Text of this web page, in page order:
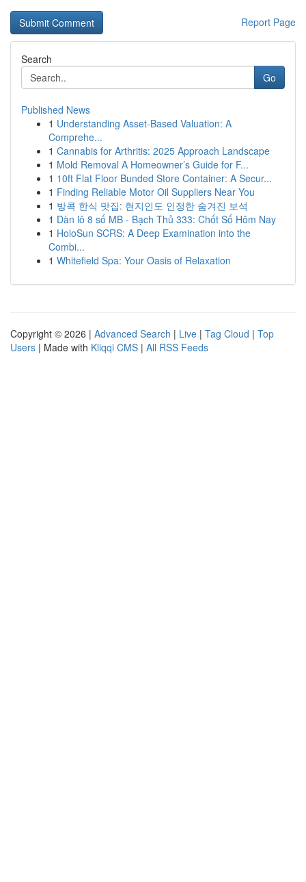
Report Page
Search
Go
Published News
1 Understanding Asset-Based Valuation: A
Comprehe...
1 Cannabis for Arthritis: 2025 Approach Landscape
1 Mold Removal A Homeowner’s Guide for F...
1 10ft Flat Floor Bunded Store Container: A Secur...
1 Finding Reliable Motor Oil Suppliers Near You
1 방콕 한식 맛집: 현지인도 인정한 숨겨진 보석
1 Dàn lô 8 số MB - Bạch Thủ 333: Chốt Số Hôm Nay
1 HoloSun SCRS: A Deep Examination into the
Combi...
1 Whitefield Spa: Your Oasis of Relaxation
Copyright © 2026 | Advanced Search | Live | Tag Cloud | Top
Users | Made with Kliqqi CMS | All RSS Feeds